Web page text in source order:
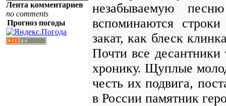
Лента комментариев
no comments
Прогноз погоды
незабываемую
вспоминаются
закат, как блеск
Почти все
хронику. Щуплые
честь их подвига,
в России памятник